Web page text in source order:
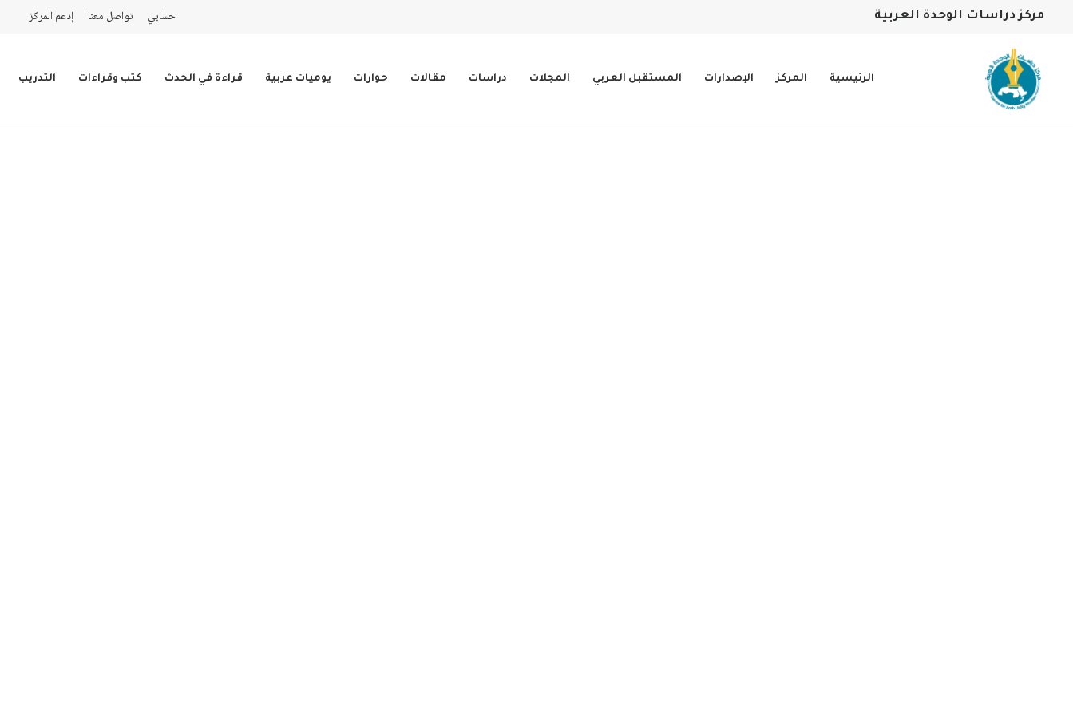
مركز دراسات الوحدة العربية حسابي تواصل معنا إدعم المركز
الرئيسية المركز الإصدارات المستقبل العربي المجلات دراسات مقالات حوارات يوميات عربية قراءة في الحدث كتب وقراءات التدريب